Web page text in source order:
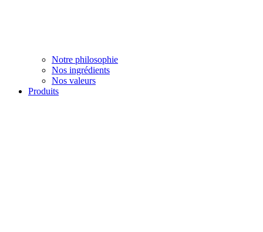
Notre philosophie
Nos ingrédients
Nos valeurs
Produits